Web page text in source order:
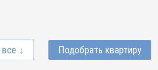
↓ Подобрать квартиру